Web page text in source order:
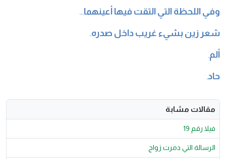
وفي اللحظة التي التقت فيها أعينهما…
شعر زين بشيء غريب داخل صدره.
ألم.
حاد.
مقالات مشابة
فيلا رقم 19
الرسالة التي دمرت زواج